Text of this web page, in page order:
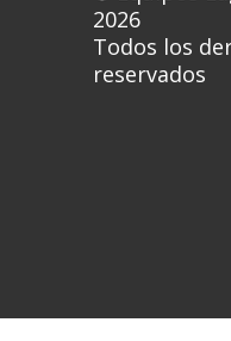
2026
Todos los
reservados